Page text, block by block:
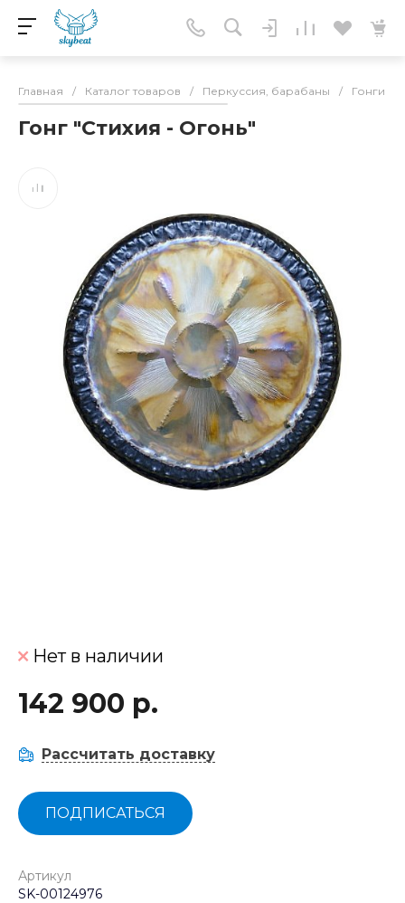
Главная / Каталог товаров / Перкуссия, барабаны / Гонги
Гонг "Стихия - Огонь"
Нет в наличии
142 900 р.
Рассчитать доставку
ПОДПИСАТЬСЯ
Артикул
SK-00124976